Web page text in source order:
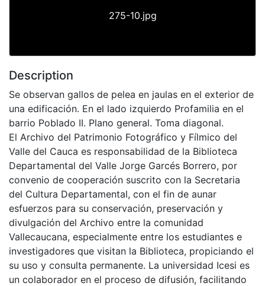
275-10.jpg
Description
Se observan gallos de pelea en jaulas en el exterior de
una edificación. En el lado izquierdo Profamilia en el
barrio Poblado II. Plano general. Toma diagonal.
El Archivo del Patrimonio Fotográfico y Fílmico del
Valle del Cauca es responsabilidad de la Biblioteca
Departamental del Valle Jorge Garcés Borrero, por
convenio de cooperación suscrito con la Secretaria
del Cultura Departamental, con el fin de aunar
esfuerzos para su conservación, preservación y
divulgación del Archivo entre la comunidad
Vallecaucana, especialmente entre los estudiantes e
investigadores que visitan la Biblioteca, propiciando el
su uso y consulta permanente. La universidad Icesi es
un colaborador en el proceso de difusión, facilitando